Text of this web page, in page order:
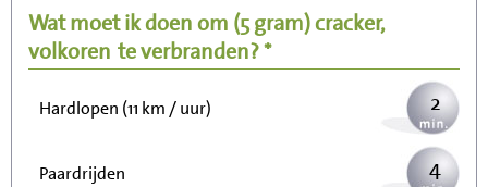
Wat moet ik doen om (5 gram)cracker,
volkoren te verbranden? *
Wandelen (5 km/uur)
Hardlopen (11 km / uur) 2
Paardrijden 4